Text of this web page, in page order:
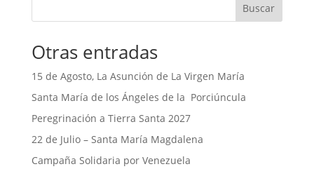
Buscar
Otras entradas
15 de Agosto, La Asunción de La Virgen María
Santa María de los Ángeles de la Porciúncula
Peregrinación a Tierra Santa 2027
22 de Julio – Santa María Magdalena
Campaña Solidaria por Venezuela